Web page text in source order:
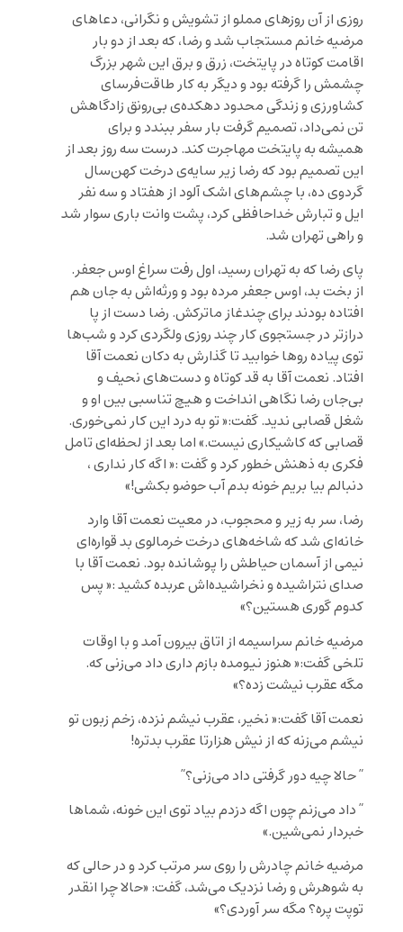
روزى از آن روزهاى مملو از تشويش و نگرانى، دعاهای
مرضیه خانم مستجاب شد و رضا، که بعد از دو بار
اقامت کوتاه در پایتخت، زرق و برق این شهر بزرگ
چشمش را گرفته بود و دیگر به کار طاقت‌فرسای
کشاورزی و زندگی محدود دهکد‌ه‌ی بی‌رونق زادگاهش
تن نمی‌داد، تصمیم گرفت بار سفر ببندد و برای
همیشه به پایتخت مهاجرت کند. درست سه روز بعد از
این تصمیم بود که رضا زیر سایه‌ی درخت کهن‌سال
گردوی ده، با چشم‌های اشک آلود از هفتاد و سه نفر
ایل و تبارش خداحافظی کرد، پشت وانت باری سوار شد
و راهی تهران شد.
پای رضا که به تهران رسید، اول رفت سراغ اوس جعفر.
از بخت بد، اوس جعفر مرده بود و ورثه‌اش به جان هم
افتاده بودند برای چندغاز ماترکش. رضا دست از پا
درازتر در جستجوی کار چند روزی ولگردی کرد و شب‌ها
توی پیاده روها خوابید تا گذارش به دکان نعمت آقا
افتاد. نعمت آقا به قد کوتاه و دست‌های نحیف و
بی‌جان رضا نگاهی انداخت و هیچ تناسبی بین او و
شغل قصابی ندید. گفت:« تو به درد این کار نمی‌خوری.
قصابی که کاشیکاری نیست.» اما بعد از لحظه‌ای تامل
فکری به ذهنش خطور کرد و گفت :« اگه کار نداری ،
دنبالم بیا بریم خونه بدم آب حوضو بکشی‌!‌»
رضا، سر به زیر و محجوب، در معیت نعمت آقا وارد
خانه‌ای شد که شاخه‌های درخت خرمالوی بد قواره‌ای
نیمی از آسمان حیاطش را پوشانده بود. نعمت آقا با
صدای نتراشیده و نخراشیده‌اش عربده کشید :« پس
کدوم گوری هستین؟»
مرضیه خانم سراسیمه از اتاق بیرون آمد و با اوقات
تلخی گفت:« هنوز نیومده بازم داری داد می‌زنی که.
مگه عقرب نیشت زده؟»
نعمت آقا گفت:« نخیر، عقرب نیشم نزده، زخم زبون تو
نیشم می‌زنه که از نیش هزارتا عقرب بدتره!
” حالا چیه دور گرفتی داد می‌زنی؟”
” داد می‌زنم چون اگه دزدم بیاد توی این خونه، شماها
خبردار نمی‌شین.»
مرضیه خانم چادرش را روی سر مرتب کرد و در حالی که
به شوهرش و رضا نزدیک می‌شد، گفت: «حالا چرا انقدر
توپت‌ پره‌؟ مگه سر آوردی؟»